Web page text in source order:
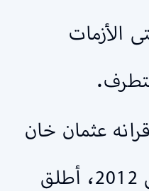
الأزمات
عثمان خان
الذين سجنوا معه في 2012، أطلق